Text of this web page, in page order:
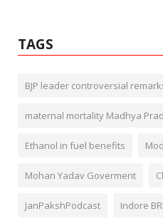
TAGS
BJP leader controversial
maternal mortality Madhya
Ethanol in fuel benefits
Mohan Yadav Goverment
JanPakshPodcast Indore